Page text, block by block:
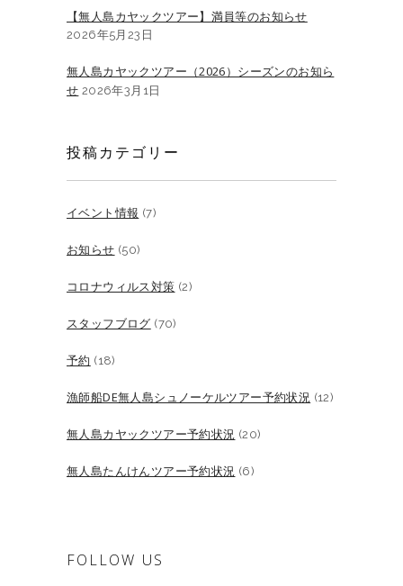
【無人島カヤックツアー】満員等のお知らせ
2026年5月23日
無人島カヤックツアー（2026）シーズンのお知ら
せ 2026年3月1日
投稿カテゴリー
イベント情報 (7)
お知らせ (50)
コロナウィルス対策 (2)
スタッフブログ (70)
予約 (18)
漁師船DE無人島シュノーケルツアー予約状況 (12)
無人島カヤックツアー予約状況 (20)
無人島たんけんツアー予約状況 (6)
FOLLOW US